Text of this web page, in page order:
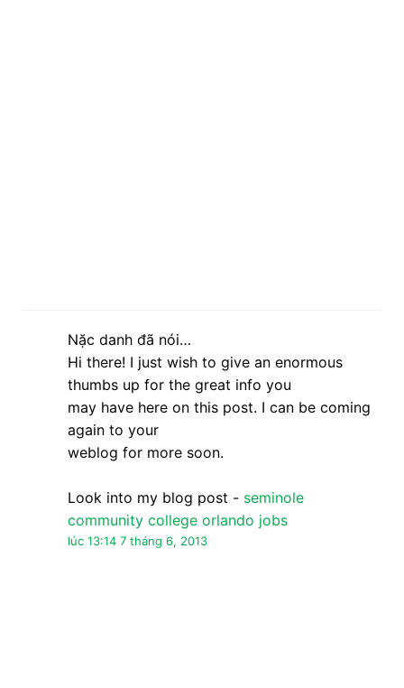
Nặc danh đã nói…
Hi there! I just wish to give an enormous
thumbs up for the great info you
may have here on this post. I can be coming
again to your
weblog for more soon.
Look into my blog post - seminole
community college orlando jobs
lúc 13:14 7 tháng 6, 2013